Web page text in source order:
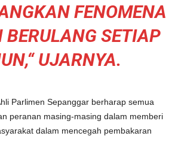
FENOMENA
SETIAP
UJARNYA.
Parlimen Sepanggar berharap semua
peranan masing-masing dalam memberi
dalam mencegah pembakaran